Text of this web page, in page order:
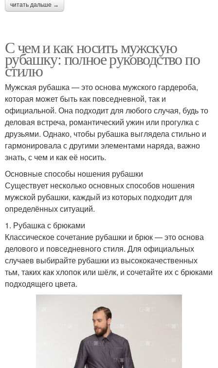
читать дальше →
С чем и как носить мужскую
рубашку: полное руководство по
стилю
Мужская рубашка — это основа мужского гардероба,
которая может быть как повседневной, так и
официальной. Она подходит для любого случая, будь то
деловая встреча, романтический ужин или прогулка с
друзьями. Однако, чтобы рубашка выглядела стильно и
гармонировала с другими элементами наряда, важно
знать, с чем и как её носить.
Основные способы ношения рубашки
Существует несколько основных способов ношения
мужской рубашки, каждый из которых подходит для
определённых ситуаций.
1. Рубашка с брюками
Классическое сочетание рубашки и брюк — это основа
делового и повседневного стиля. Для официальных
случаев выбирайте рубашки из высококачественных
тьм, таких как хлопок или шёлк, и сочетайте их с брюками
подходящего цвета.